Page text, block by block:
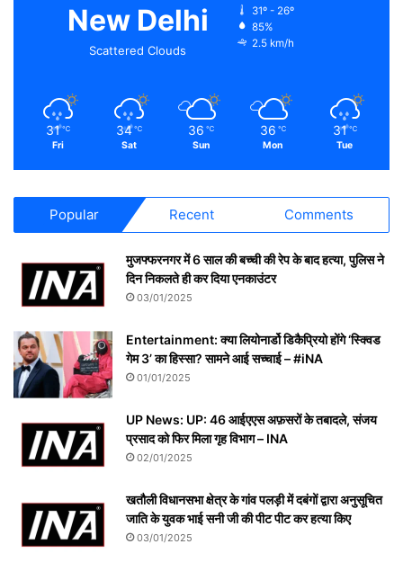
New Delhi
Scattered Clouds
31º - 26º
85%
2.5 km/h
31 ℃
Fri
34 ℃
Sat
36 ℃
Sun
36 ℃
Mon
31 ℃
Tue
Popular Recent Comments
मुजफ्फरनगर में 6 साल की बच्ची की रेप के बाद हत्या, पुलिस ने
दिन निकलते ही कर दिया एनकाउंटर
03/01/2025
Entertainment: क्या लियोनार्डो डिकैप्रियो होंगे ‘स्क्विड
गेम 3’ का हिस्सा? सामने आई सच्चाई – #iNA
01/01/2025
UP News: UP: 46 आईएएस अफ़सरों के तबादले, संजय
प्रसाद को फिर मिला गृह विभाग – INA
02/01/2025
खतौली विधानसभा क्षेत्र के गांव पलड़ी में दबंगों द्वारा अनुसूचित
जाति के युवक भाई सनी जी की पीट पीट कर हत्या किए
03/01/2025